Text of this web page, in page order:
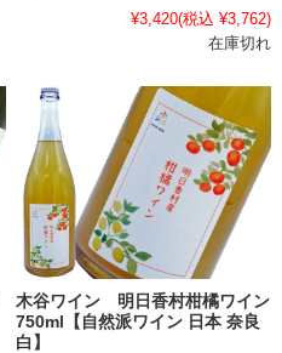
¥3,420(税込 ¥3,762)
在庫切れ
木谷ワイン 明日香村柑橘ワイン
750ml【自然派ワイン 日本 奈良
白】